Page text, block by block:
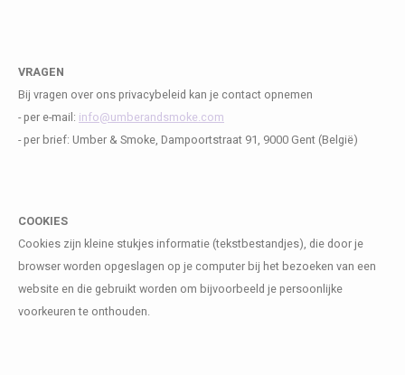
VRAGEN
Bij vragen over ons privacybeleid kan je contact opnemen
- per e-mail: info@umberandsmoke.com
- per brief: Umber & Smoke, Dampoortstraat 91, 9000 Gent (België)
COOKIES
Cookies zijn kleine stukjes informatie (tekstbestandjes), die door je
browser worden opgeslagen op je computer bij het bezoeken van een
website en die gebruikt worden om bijvoorbeeld je persoonlijke
voorkeuren te onthouden.